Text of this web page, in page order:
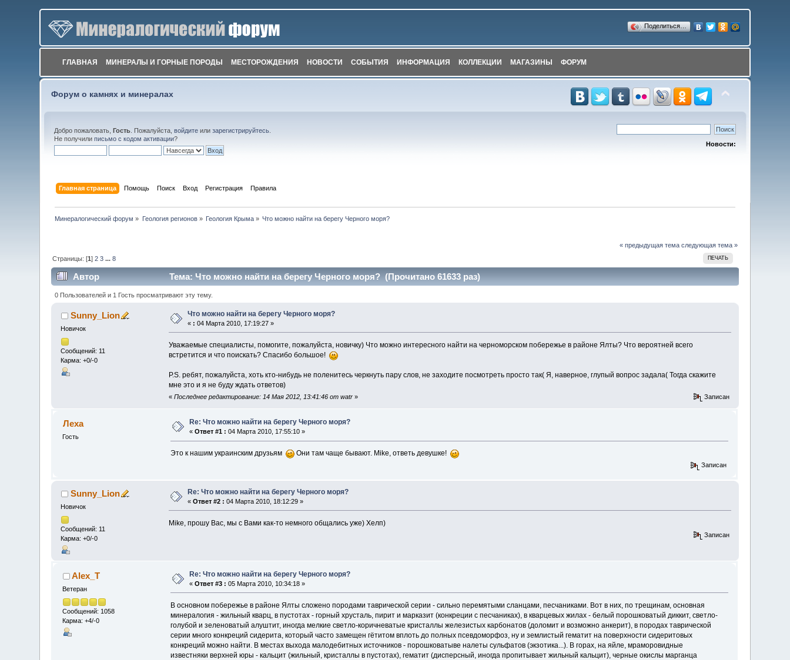
Поделиться…
ГЛАВНАЯ МИНЕРАЛЫ И ГОРНЫЕ ПОРОДЫ МЕСТОРОЖДЕНИЯ НОВОСТИ СОБЫТИЯ ИНФОРМАЦИЯ КОЛЛЕКЦИИ МАГАЗИНЫ ФОРУМ
Форум о камнях и минералах
Добро пожаловать,Гость . Пожалуйста,войдите илизарегистрируйтесь
Не получилиписьмо с кодом активации?
Новости:
Главная страница Помощь Поиск Вход Регистрация Правила
Минералогический форум » Геология регионов» Геология Крыма » Что можно найти на берегу Черного моря?
« предыдущая тема следующая тема »
ПЕЧАТЬ
Страницы: [1]2 3 ...8
Автор Тема: Что можно найти на берегу Черного моря? (Прочитано 61633 раз)
0 Пользователей и 1 Гость просматривают эту тему.
Sunny_Lion
Новичок
Сообщений: 11
Карма: +0/-0
Что можно найти на берегу Черного моря?
« : 04 Марта 2010, 17:19:27 »
Уважаемые специалисты, помогите, пожалуйста, новичку) Что можно интересного найти на черноморском побережье в районе Ялты? Что вероятней всего
встретится и что поискать? Спасибо большое!
P.S. ребят, пожалуйста, хоть кто-нибудь не поленитесь черкнуть пару слов, не заходите посмотреть просто так( Я, наверное, глупый вопрос задала( Тогда скажите
мне это и я не буду ждать ответов)
« Последнее редактирование: 14 Мая 2012, 13:41:46 от watr» Записан
Леха
Гость
Re: Что можно найти на берегу Черного моря?
«Ответ #1 : 04 Марта 2010, 17:55:10 »
Это к нашим украинским друзьям Они там чаще бывают. Mike, ответь девушке!
Записан
Sunny_Lion
Новичок
Сообщений: 11
Карма: +0/-0
Re: Что можно найти на берегу Черного моря?
«Ответ #2 : 04 Марта 2010, 18:12:29 »
Mike, прошу Вас, мы с Вами как-то немного общались уже) Хелп)
Записан
Alex_T
Ветеран
Сообщений: 1058
Карма: +4/-0
Re: Что можно найти на берегу Черного моря?
«Ответ #3 : 05 Марта 2010, 10:34:18 »
В основном побережье в районе Ялты сложено породами таврической серии - сильно перемятыми сланцами, песчаниками. Вот в них, по трещинам, основная
минералогия - жильный кварц, в пустотах - горный хрусталь, пирит и марказит (конкреции с песчаниках), в кварцевых жилах - белый порошковатый диккит, светло-
голубой и зеленоватый алуштит, иногда мелкие светло-коричневатые кристаллы железистых карбонатов (доломит и возможно анкерит), в породах таврической
серии много конкреций сидерита, который часто замещен гётитом вплоть до полных псевдоморфоз, ну и землистый гематит на поверхности сидеритовых
конкреций можно найти. В местах выхода малодебитных источников - порошковатыве налеты сульфатов (экзотика...). В горах, на яйле, мраморовидные
известняки верхней юры - кальцит (жильный, кристаллы в пустотах), гематит (дисперсный, иногда пропитывает жильный кальцит), черные окислы марганца